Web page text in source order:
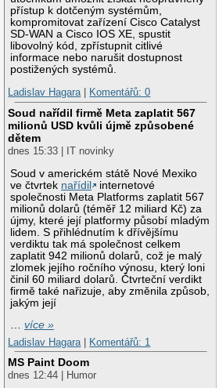
přístup k dotčeným systémům,
kompromitovat zařízení Cisco Catalyst
SD-WAN a Cisco IOS XE, spustit
libovolný kód, zpřístupnit citlivé
informace nebo narušit dostupnost
postižených systémů.
Ladislav Hagara| Komentářů: 0
Soud nařídil firmě Meta zaplatit 567
milionů USD kvůli újmě způsobené
dětem
dnes 15:33 | IT novinky
Soud v americkém státě Nové Mexiko
ve čtvrtek nařídil
internetové
společnosti Meta Platforms zaplatit 567
milionů dolarů (téměř 12 miliard Kč) za
újmy, které její platformy působí mladým
lidem. S přihlédnutím k dřívějšímu
verdiktu tak má společnost celkem
zaplatit 942 milionů dolarů, což je malý
zlomek jejího ročního výnosu, který loni
činil 60 miliard dolarů. Čtvrteční verdikt
firmě také nařizuje, aby změnila způsob,
jakým její
…více »
Ladislav Hagara
Komentářů: 1
MS Paint Doom
dnes 12:44 | Humor